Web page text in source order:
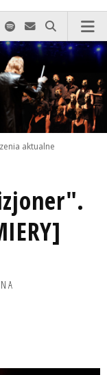
nas zadzwoń
Facebook-u
na Xnas na Instagram-ie
Odwiedź nas na TikTok-u
Szukaj nas na Spotify
Wyślij do nas
Szukaj
aktualne